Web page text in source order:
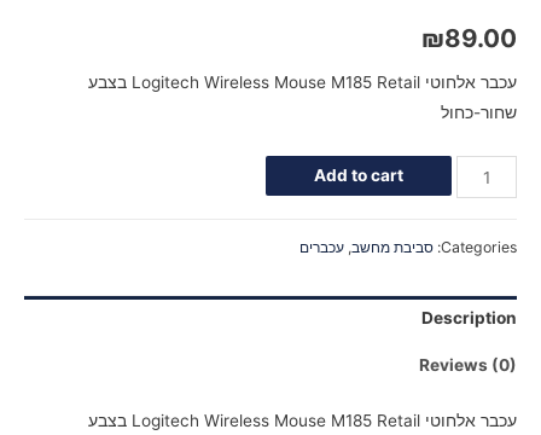
₪89.00
עכבר אלחוטי Logitech Wireless Mouse M185 Retail בצבע
שחור-כחול
Add to cart
Categories: סביבת מחשב, עכברים
Description
Reviews (0)
עכבר אלחוטי Logitech Wireless Mouse M185 Retail בצבע